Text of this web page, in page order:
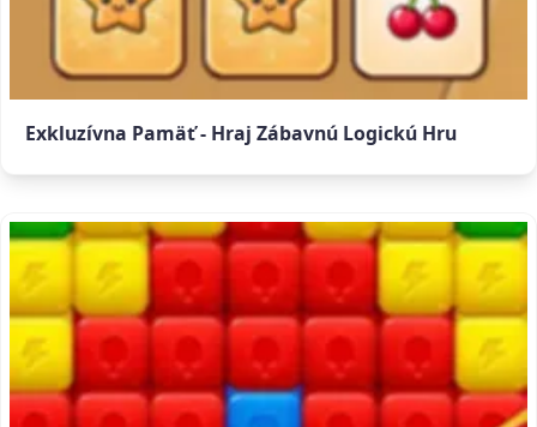
Exkluzívna Pamäť - Hraj Zábavnú Logickú Hru